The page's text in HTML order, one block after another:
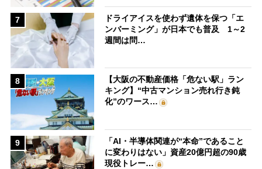
7
ドライアイスを使わず遺体を保つ「エ
ンバーミング」が日本でも普及 1～2
週間は問…
8
【大阪の不動産価格「危ない駅」ラン
キング】“中古マンション売れ行き鈍
化”のワース…
9
「AI・半導体関連が“本命”であること
に変わりはない」資産20億円超の90歳
現役トレー…